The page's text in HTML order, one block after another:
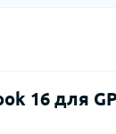
16 для